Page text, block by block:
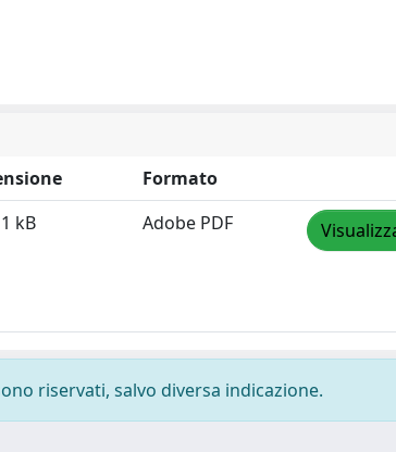
Formato
kB Adobe PDF
riservati, salvo diversa indicazione.